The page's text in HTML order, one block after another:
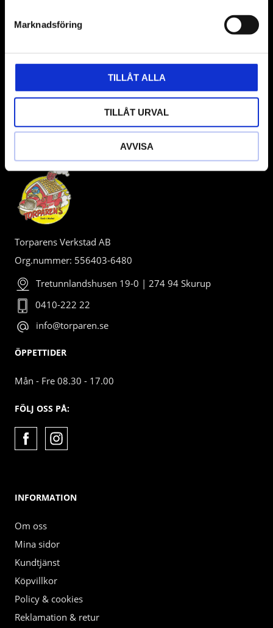
Marknadsföring
TILLÅT ALLA
TILLÅT URVAL
AVVISA
Torparens Verkstad AB
Org.nummer: 556403-6480
Tretunnlandshusen 19-0 | 274 94 Skurup
0410-222 22
info@torparen.se
ÖPPETTIDER
Mån - Fre 08.30 - 17.00
FÖLJ OSS PÅ:
INFORMATION
Om oss
Mina sidor
Kundtjänst
Köpvillkor
Policy & cookies
Reklamation & retur